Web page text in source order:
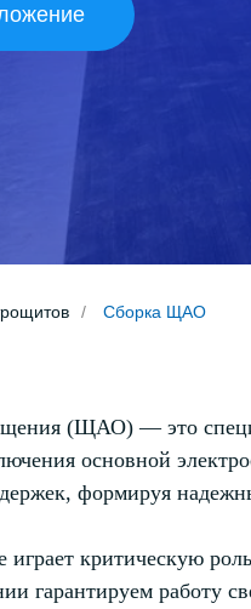
/ Сборка ЩАО
(ЩАО) — это
основной
формируя
критическую
работу